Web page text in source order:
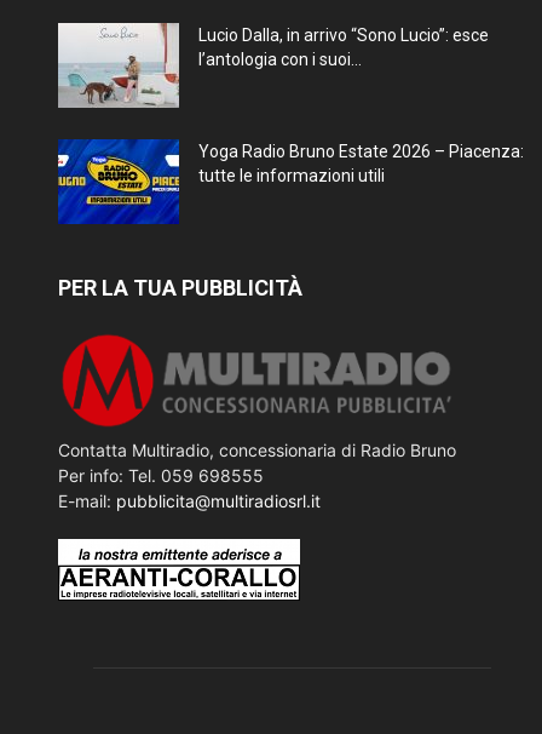
Lucio Dalla, in arrivo “Sono Lucio”: esce
l’antologia con i suoi...
Yoga Radio Bruno Estate 2026 – Piacenza:
tutte le informazioni utili
PER LA TUA PUBBLICITÀ
Contatta Multiradio, concessionaria di Radio Bruno
Per info: Tel. 059 698555
E-mail: pubblicita@multiradiosrl.it